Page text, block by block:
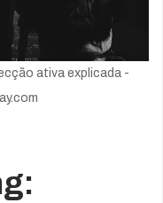
ativa explicada -